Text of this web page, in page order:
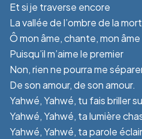
Et si je traverse encore
La vallée de l’ombre de la mort
Ô mon âme, chante, mon âme
Puisqu’il m’aime le premier
Non, rien ne pourra me
De son amour, de son amour.
Yahwé, Yahwé, tu fais briller
Yahwé, Yahwé, ta lumière
Yahwé, Yahwé, ta parole